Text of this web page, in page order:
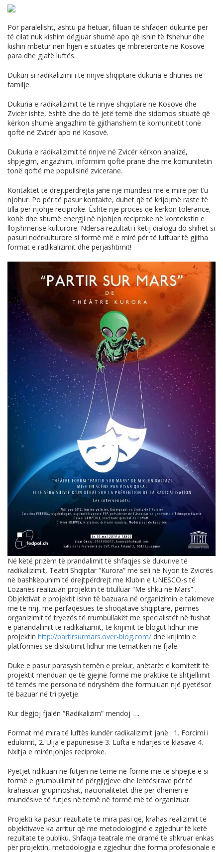
Por paralelisht, ashtu pa hetuar, filluan të shfaqen dukuritë për
të cilat nuk kishim dëgjuar shumë apo që ishin të fshehur dhe
kishin mbetur nën hijen e situatës që mbretëronte në Kosovë
para dhe gjatë luftës.
Dukuri si radikalizimi i të rinjve shqiptarë dukuria e dhunës në
familje.
Dukuria e radikalizimit të të rinjve shqiptarë në Kosovë dhe
Zvicër ishte, është dhe do të jetë temë dhe sidomos situatë që
kërkon shumë angazhim të gjithanshëm të komunitetit tonë
qoftë në Zvicër apo në Kosovë.
Dukuria e radikalizimit të rinjve në Zvicër kërkon analizë,
shpjegim, angazhim, informim qoftë pranë dhe me komunitetin
tonë qoftë me popullsinë zvicerane.
Kontaktet të drejtpërdrejta janë një mundësi më e mirë për t’u
njohur. Po për të pasur kontakte, duhet që të krijojmë raste të
tilla për njohje reciproke. Është një proces që kërkon tolerancë,
kohë dhe shumë energji në njohjen reciproke në kontekstin e
llojshmërisë kulturore. Ndërsa rezultati i këtij dialogu do shihet si
pasuri ndërkulturore si formë më e mirë për të luftuar të gjitha
format e radikalizimit dhe përjashtimit!
Në këtë prizëm të prandalimit të shfaqjes së dukurive të
radikalizimit, Teatri Shqiptar “Kurora” me seli në Nyon të Zvicrës
në bashkëpunim të drejtpërdrejt me Klubin e UNESCO-s të
Lozanës realizuan projektin të titulluar “Me shku në Mars” .
Objektivat e projektit ishin të bazuara në organizimin e takimeve
me të rinj, me përfaqësues të shoqatave shqiptare, përmes
organizimit të tryezës të rrumbullakët me specialistët në fushat
e parandalimit të radikalizimit, të krijimit të blogut lidhur me
projektin http://partirsurmars.over-blog.com/ dhe krijimin e
platformës së diskutimit lidhur me tematikën në fjalë.
Duke e pasur parasysh temën e prekur, anëtarët e komitetit të
projektit menduan që të gjejnë formë më praktike të shtjellimit
të temës me persona të ndryshëm dhe formuluan një pyetësor
të bazuar në tri pyetje:
Kur dëgjoj fjalën “Radikalizim” mendoj ….
Format më mira të luftës kundër radikalizimit janë : 1. Forcimi i
edukimit, 2. Ulja e papunësisë 3. Lufta e ndarjes të klasave 4.
Nxitja e mirënjohjes reciproke.
Pyetjet ndikuan në futjen në temë në formë më të shpejtë e si
formë e grumbullimit të përgjigjeve dhe lehtësirave për të
krahasuar grupmoshat, nacionalitetet dhe për dhënien e
mundësive të futjes në temë në formë më të organizuar.
Projekti ka pasur rezultate të mira pasi që, krahas realizimit të
objektivave ka arritur që me metodologjinë e zgjedhur të ketë
rezultate te publiku. Shfaqja teatrale me dramë të shkruar enkas
për projektin, metodologjia e zgjedhur dhe forma profesionale e